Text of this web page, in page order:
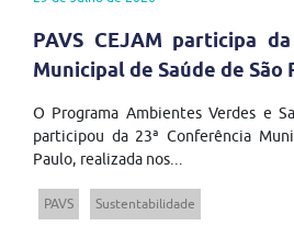
PAVS CEJAM participa
Municipal de Saúde de São
O Programa Ambientes Verdes e
participou da 23ª Conferência
Paulo, realizada nos...
PAVS Sustentabilidade